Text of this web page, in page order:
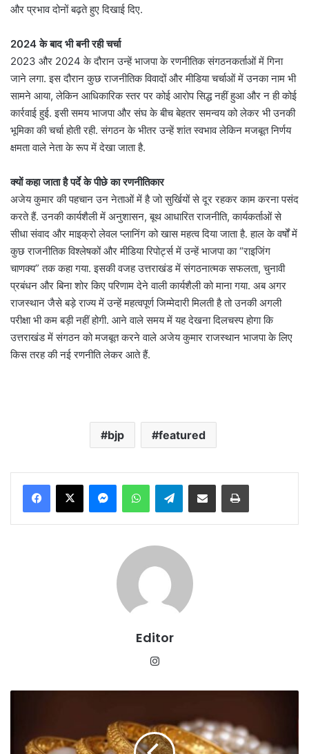
और प्रभाव दोनों बढ़ते हुए दिखाई दिए.
2024 के बाद भी बनी रही चर्चा
2023 और 2024 के दौरान उन्हें भाजपा के रणनीतिक संगठनकर्ताओं में गिना
जाने लगा. इस दौरान कुछ राजनीतिक विवादों और मीडिया चर्चाओं में उनका नाम भी
सामने आया, लेकिन आधिकारिक स्तर पर कोई आरोप सिद्ध नहीं हुआ और न ही कोई
कार्रवाई हुई. इसी समय भाजपा और संघ के बीच बेहतर समन्वय को लेकर भी उनकी
भूमिका की चर्चा होती रही. संगठन के भीतर उन्हें शांत स्वभाव लेकिन मजबूत निर्णय
क्षमता वाले नेता के रूप में देखा जाता है.
क्यों कहा जाता है पर्दे के पीछे का रणनीतिकार
अजेय कुमार की पहचान उन नेताओं में है जो सुर्खियों से दूर रहकर काम करना पसंद
करते हैं. उनकी कार्यशैली में अनुशासन, बूथ आधारित राजनीति, कार्यकर्ताओं से
सीधा संवाद और माइक्रो लेवल प्लानिंग को खास महत्व दिया जाता है. हाल के वर्षों में
कुछ राजनीतिक विश्लेषकों और मीडिया रिपोर्ट्स में उन्हें भाजपा का “राइजिंग
चाणक्य” तक कहा गया. इसकी वजह उत्तराखंड में संगठनात्मक सफलता, चुनावी
प्रबंधन और बिना शोर किए परिणाम देने वाली कार्यशैली को माना गया. अब अगर
राजस्थान जैसे बड़े राज्य में उन्हें महत्वपूर्ण जिम्मेदारी मिलती है तो उनकी अगली
परीक्षा भी कम बड़ी नहीं होगी. आने वाले समय में यह देखना दिलचस्प होगा कि
उत्तराखंड में संगठन को मजबूत करने वाले अजेय कुमार राजस्थान भाजपा के लिए
किस तरह की नई रणनीति लेकर आते हैं.
bjp featured
MessengerWhatsAppTelegramShare via Email Print
Editor
सस्ता,